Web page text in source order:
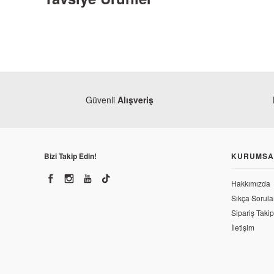
Güvenli Alışveriş
Bizi Takip Edin!
Hakkımızda
Sıkça
Sipariş Takip
İletişim